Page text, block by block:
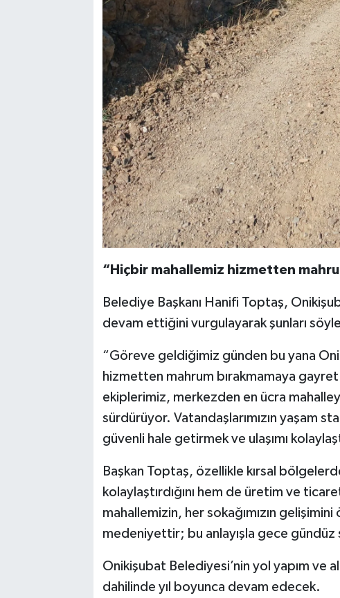
“Hiçbir mahallemiz hizmetten
Belediye Başkanı Hanifi Toptaş,
devam ettiğini vurgulayarak şunları
“Göreve geldiğimiz günden bu yana
hizmetten mahrum bırakmamaya
ekiplerimiz, merkezden en ücra
sürdürüyor. Vatandaşlarımızın yaşam
güvenli hale getirmek ve ulaşımı
Başkan Toptaş, özellikle kırsal
kolaylaştırdığını hem de üretim ve
mahallemizin, her sokağımızın
medeniyettir; bu anlayışla gece gündüz
Onikişubat Belediyesi’nin yol yapım ve
dahilinde yıl boyunca devam edecek.